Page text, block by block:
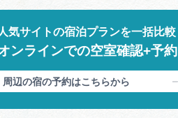
人気サイトの宿泊プランを一括比較
ンラインでの空室確認+予約
周辺の宿の予約はこちらから